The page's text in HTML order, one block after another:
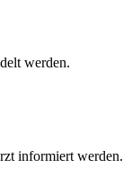
werden.
informiert werden.